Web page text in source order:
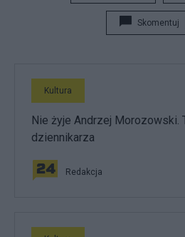
Skomentuj
Kultura
Nie żyje Andrzej Morozowski.
dziennikarza
Redakcja